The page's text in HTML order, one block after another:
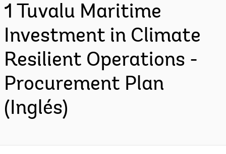
1 Tuvalu Maritime
Investment in Climate
Resilient Operations -
Procurement Plan
(Inglés)